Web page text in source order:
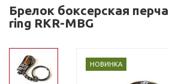
Брелок боксерская
ring RKR-MBG
НОВИНКА